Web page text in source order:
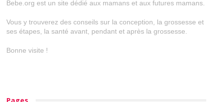
Bebe.org est un site dédié aux mamans et aux futures mamans.
Vous y trouverez des conseils sur la conception, la grossesse et
ses étapes, la santé avant, pendant et après la grossesse.
Bonne visite !